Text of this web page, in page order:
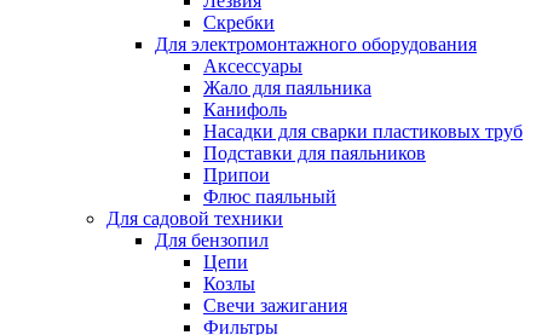
Скребки
Для электромонтажного оборудования
Аксессуары
Жало для паяльника
Канифоль
Насадки для сварки пластиковых труб
Подставки для паяльников
Припои
Флюс паяльный
Для садовой техники
Для бензопил
Цепи
Козлы
Свечи зажигания
Фильтры